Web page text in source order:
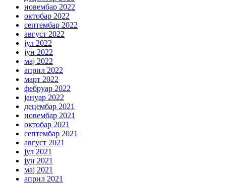
новембар 2022
октобар 2022
септембар 2022
август 2022
јул 2022
јун 2022
мај 2022
април 2022
март 2022
фебруар 2022
јануар 2022
децембар 2021
новембар 2021
октобар 2021
септембар 2021
август 2021
јул 2021
јун 2021
мај 2021
април 2021